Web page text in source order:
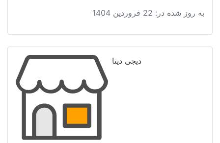
به روز شده در: 22 فروردین 1404
دیجی دیتا